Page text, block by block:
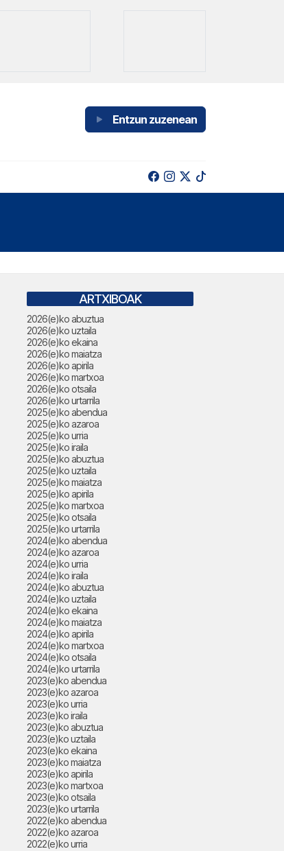
Entzun zuzenean
ARTXIBOAK
2026(e)ko abuztua
2026(e)ko uztaila
2026(e)ko ekaina
2026(e)ko maiatza
2026(e)ko apirila
2026(e)ko martxoa
2026(e)ko otsaila
2026(e)ko urtarrila
2025(e)ko abendua
2025(e)ko azaroa
2025(e)ko urria
2025(e)ko iraila
2025(e)ko abuztua
2025(e)ko uztaila
2025(e)ko maiatza
2025(e)ko apirila
2025(e)ko martxoa
2025(e)ko otsaila
2025(e)ko urtarrila
2024(e)ko abendua
2024(e)ko azaroa
2024(e)ko urria
2024(e)ko iraila
2024(e)ko abuztua
2024(e)ko uztaila
2024(e)ko ekaina
2024(e)ko maiatza
2024(e)ko apirila
2024(e)ko martxoa
2024(e)ko otsaila
2024(e)ko urtarrila
2023(e)ko abendua
2023(e)ko azaroa
2023(e)ko urria
2023(e)ko iraila
2023(e)ko abuztua
2023(e)ko uztaila
2023(e)ko ekaina
2023(e)ko maiatza
2023(e)ko apirila
2023(e)ko martxoa
2023(e)ko otsaila
2023(e)ko urtarrila
2022(e)ko abendua
2022(e)ko azaroa
2022(e)ko urria